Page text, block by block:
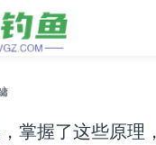
掌握了这些原理